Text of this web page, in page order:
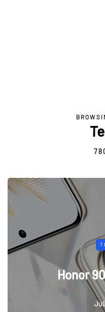
Honor